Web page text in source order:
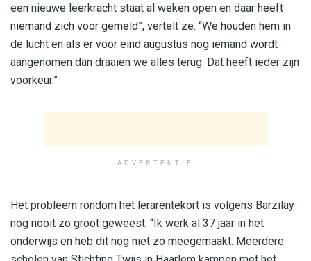
een nieuwe leerkracht staat al weken open en daar heeft
niemand zich voor gemeld”, vertelt ze. “We houden hem in
de lucht en als er voor eind augustus nog iemand wordt
aangenomen dan draaien we alles terug. Dat heeft ieder zijn
voorkeur.”
ADVERTENTIE
Het probleem rondom het lerarentekort is volgens Barzilay
nog nooit zo groot geweest. “Ik werk al 37 jaar in het
onderwijs en heb dit nog niet zo meegemaakt. Meerdere